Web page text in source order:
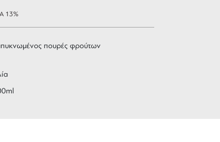
13%
πουρές φρούτων